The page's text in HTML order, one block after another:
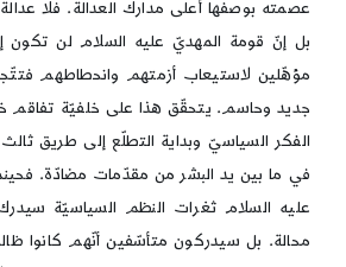
عصمته بوصفها أعلى مدارك العدالة. فلا
بل إنّ قومة المهديّ عليه السلام لن تكون
مؤهّلين لاستيعاب أزمتهم وانحطاطهم
جديد وحاسم. يتحقّق هذا على خلفيّة تفاقم
الفكر السياسيّ وبداية التطلّع إلى طريق
في ما بين يد البشر من مقدّمات مضادّة.
عليه السلام ثغرات النظم السياسيّة سيدرك
محالة. بل سيدركون متأسّفين أنّهم كانوا